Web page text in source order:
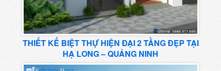
THIẾT KẾ BIỆT THỰ HIỆN ĐẠI 2 TẦNG ĐẸP TẠI
HẠ LONG – QUẢNG NINH